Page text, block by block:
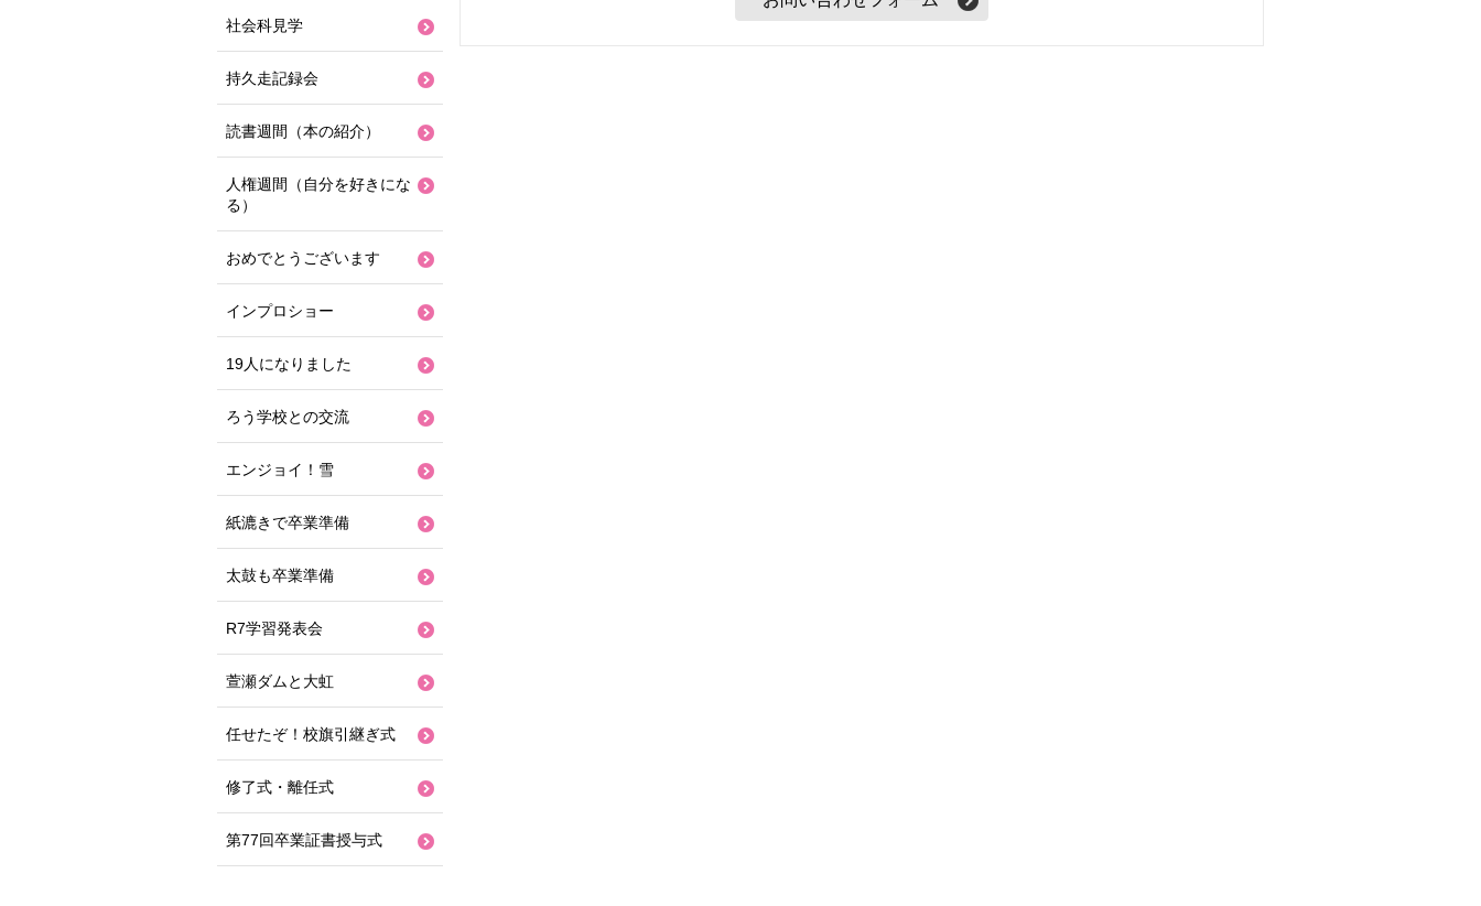
社会科見学
持久走記録会
読書週間（本の紹介）
人権週間（自分を好きにな
る）
おめでとうございます
インプロショー
19人になりました
ろう学校との交流
エンジョイ！雪
紙漉きで卒業準備
太鼓も卒業準備
R7学習発表会
萱瀬ダムと大虹
任せたぞ！校旗引継ぎ式
修了式・離任式
第77回卒業証書授与式